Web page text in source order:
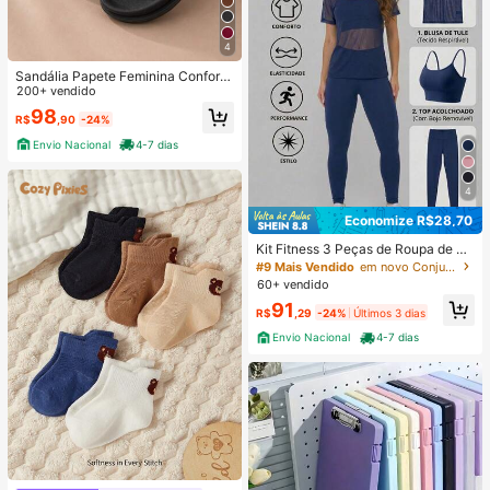
4
Sandália Papete Feminina Confortá
vel Elegante Leve para o Dia a Dia
Tendencia
200+ vendido
R$98 ,90 -24%
Envio Nacional
4-7 dias
4
Economize R$28,70
Kit Fitness 3 Peças de Roupa de Ac
ademia Feminino – Blusa de Tule +
Top com Bojo + Calça Legging - Co
– Camiseta de Tule + Top com Bojo
#9 Mais Vendido
em novo Conjuntos esportivos femininos
60+ vendido
R$91 ,29 -24% Últimos 3 dias
Envio Nacional
4-7 dias